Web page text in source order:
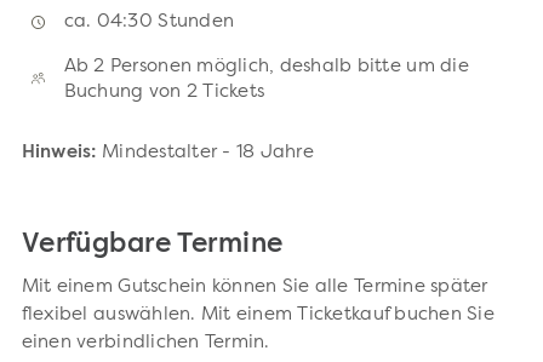
ca. 04:30 Stunden
Ab 2 Personen möglich, deshalb bitte um die
Buchung von 2 Tickets
Hinweis: Mindestalter - 18 Jahre
Verfügbare Termine
Mit einem Gutschein können Sie alle Termine später
flexibel auswählen. Mit einem Ticketkauf buchen Sie
einen verbindlichen Termin.